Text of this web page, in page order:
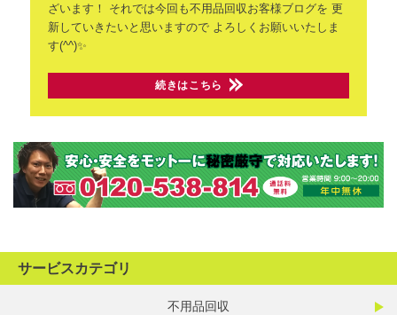
ざいます！
それでは今回も不用品回収お客様ブログを 更
新していきたいと思いますのでよろしくお願いいたしま
す(^^)✨
続きはこちら
サービスカテゴリ
不用品回収